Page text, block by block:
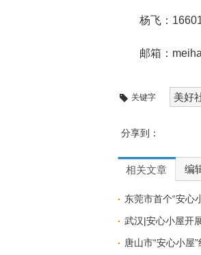
杨飞：
邮箱：
关键字 美好
分享到：
相关文章 编
东莞市首个“安心
武汉|安心小屋开
唐山市“安心小屋